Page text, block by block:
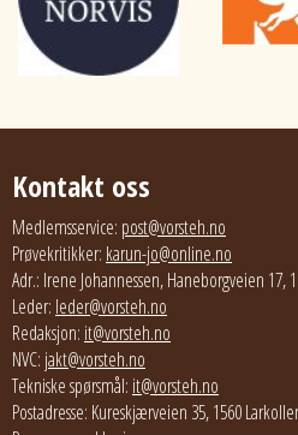
Kontakt oss
Medlemsservice: post@vorsteh.no
Prøvekritikker: karun-jo@online.no
Adr.: Irene Johannessen, Haneborgveien 17,
Leder: leder@vorsteh.no
Redaksjon: it@vorsteh.no
NVC: jakt@vorsteh.no
Tekniske spørsmål: it@vorsteh.no
Postadresse: Kureskjærveien 35, 1560